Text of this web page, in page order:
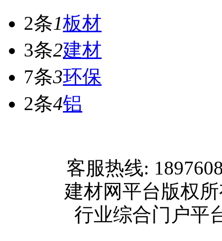
2条1板材
3条2建材
7条3环保
2条4铝
客服热线:
建材网平台版权
行业综合门户平